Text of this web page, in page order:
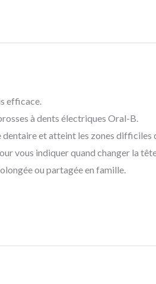
efficace.
à dents électriques Oral-B.
et atteint les zones difficiles
vous indiquer quand changer la
ou partagée en famille.